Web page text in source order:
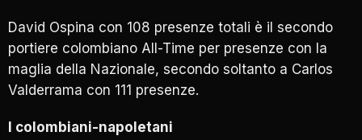
David Ospina con 108 presenze totali è il secondo
portiere colombiano All-Time per presenze con la
maglia della Nazionale, secondo soltanto a Carlos
Valderrama con 111 presenze.
I colombiani-napoletani